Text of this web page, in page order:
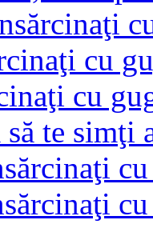
cu
cu
te simţi